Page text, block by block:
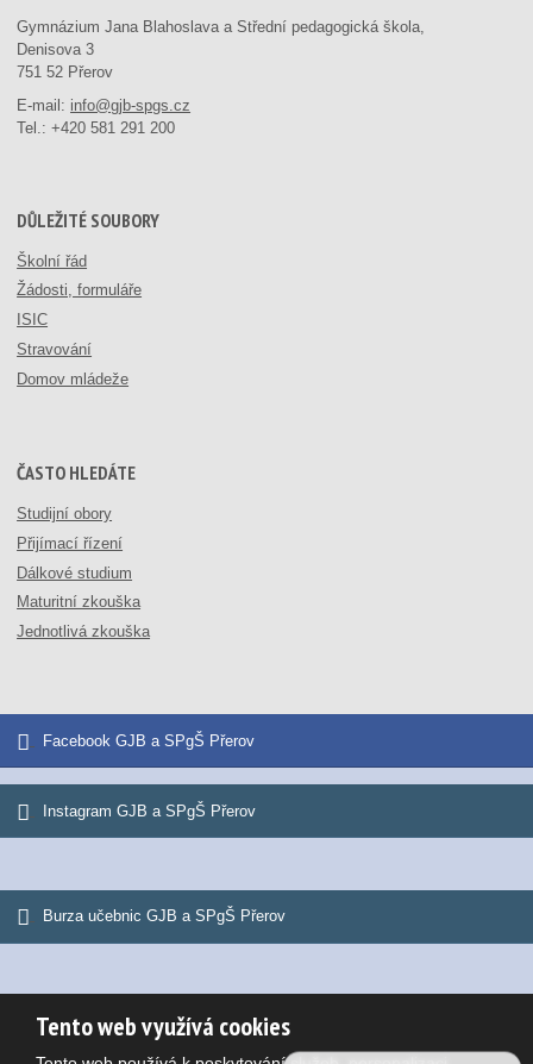
Gymnázium Jana Blahoslava a Střední pedagogická škola,
Denisova 3
751 52 Přerov
E-mail: info@gjb-spgs.cz
Tel.:+420 581 291 200
DŮLEŽITÉ SOUBORY
Školní řád
Žádosti, formuláře
ISIC
Stravování
Domov mládeže
ČASTO HLEDÁTE
Studijní obory
Přijímací řízení
Dálkové studium
Maturitní zkouška
Jednotlivá zkouška
Facebook GJB a SPgŠ Přerov
Instagram GJB a SPgŠ Přerov
Burza učebnic GJB a SPgŠ Přerov
Tento web využívá cookies